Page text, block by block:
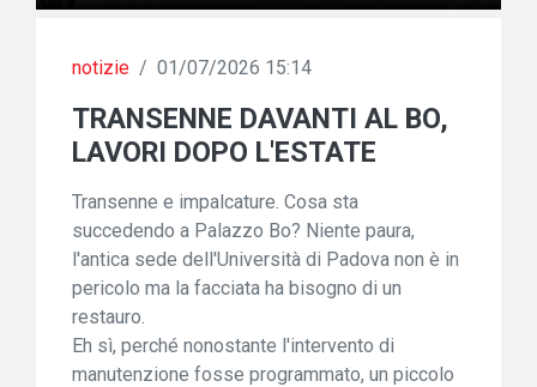
notizie / 01/07/2026 15:14
TRANSENNE DAVANTI AL BO,
LAVORI DOPO L'ESTATE
Transenne e impalcature. Cosa sta
succedendo a Palazzo Bo? Niente paura,
l'antica sede dell'Università di Padova non è in
pericolo ma la facciata ha bisogno di un
restauro.
Eh sì, perché nonostante l'intervento di
manutenzione fosse programmato, un piccolo